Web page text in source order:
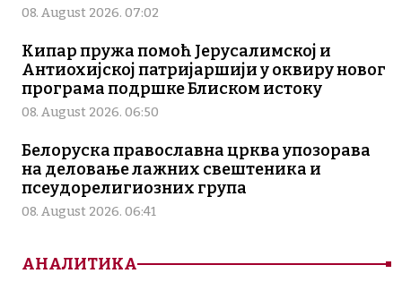
08. August 2026. 07:02
Кипар пружа помоћ Јерусалимској и
Антиохијској патријаршији у оквиру новог
програма подршке Блиском истоку
08. August 2026. 06:50
Белоруска православна црква упозорава
на деловање лажних свештеника и
псеудорелигиозних група
08. August 2026. 06:41
АНАЛИТИКА